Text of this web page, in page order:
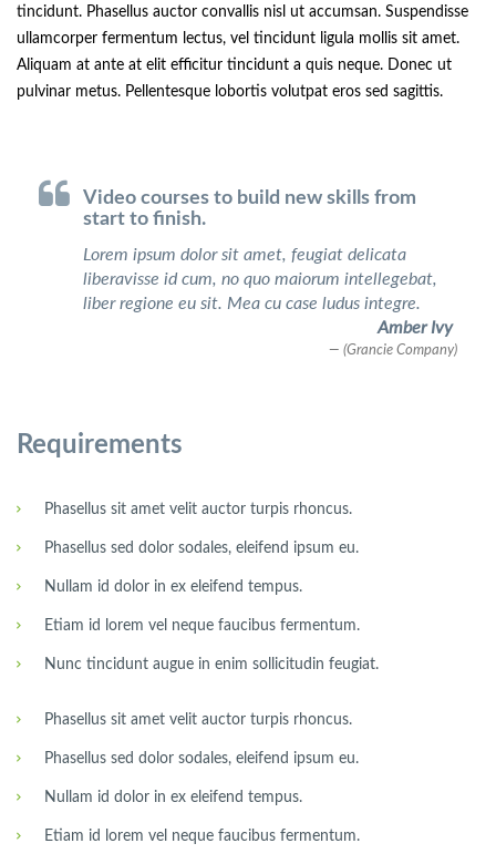
tincidunt. Phasellus auctor convallis nisl ut accumsan. Suspendisse
ullamcorper fermentum lectus, vel tincidunt ligula mollis sit amet.
Aliquam at ante at elit efficitur tincidunt a quis neque. Donec ut
pulvinar metus. Pellentesque lobortis volutpat eros sed sagittis.
Video courses to build new skills from
start to finish.
Lorem ipsum dolor sit amet, feugiat delicata
liberavisse id cum, no quo maiorum intellegebat,
liber regione eu sit. Mea cu case ludus integre.
Amber Ivy
(Grancie Company)
Requirements
Phasellus sit amet velit auctor turpis rhoncus.
Phasellus sed dolor sodales, eleifend ipsum eu.
Nullam id dolor in ex eleifend tempus.
Etiam id lorem vel neque faucibus fermentum.
Nunc tincidunt augue in enim sollicitudin feugiat.
Phasellus sit amet velit auctor turpis rhoncus.
Phasellus sed dolor sodales, eleifend ipsum eu.
Nullam id dolor in ex eleifend tempus.
Etiam id lorem vel neque faucibus fermentum.